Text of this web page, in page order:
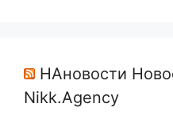
НАновости
Nikk.Agency